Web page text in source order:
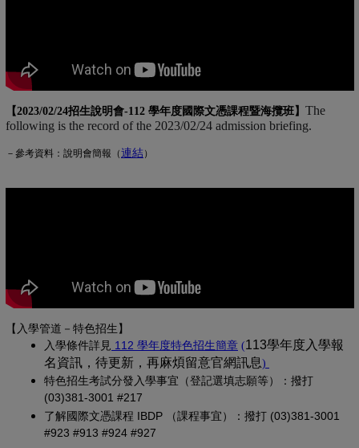
【2023/02/24招生說明會-112 學年度國際文憑課程暨海攬班】 The
following is the record of the 2023/02/24 admission briefing.
－參考資料：說明會簡報（連結(另開新視窗)
）
【入學管道－特色招生】
入學條件詳見 112 學年度特色招生簡章 (另開新視窗)
((PDF 檔，另開新視
113學年度入學報
名資訊，待更新，再麻煩留意官網訊息)
特色招生考試分發入學事宜（登記選填志願等）：撥打
(03)381-3001 #217
了解國際文憑課程 IBDP （課程事宜）：撥打 (03)381-3001
#923 #913 #924 #927